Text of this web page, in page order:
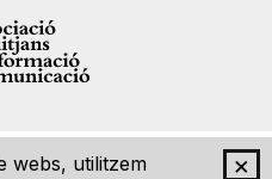
×
webs, utilitzem
Avís legal